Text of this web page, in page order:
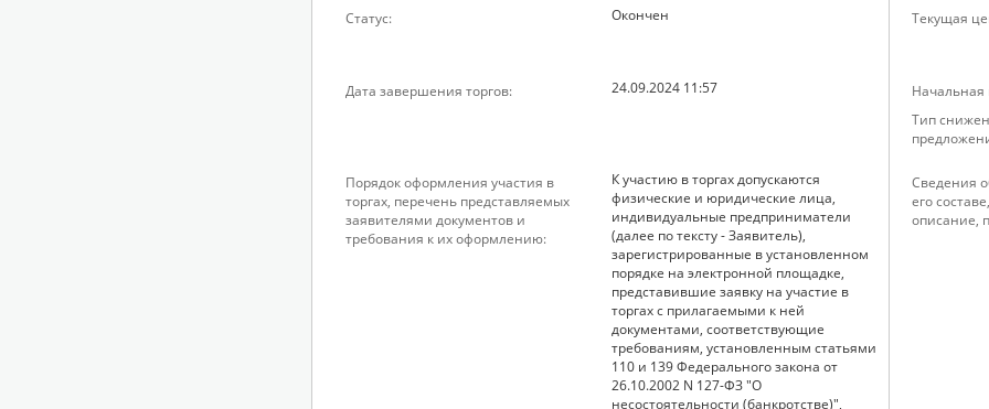
Статус: Окончен Текущая
Дата завершения торгов: 24.09.2024 11:57 Начальная
Тип
Порядок оформления участия в
торгах, перечень представляемых
заявителями документов и
требования к их оформлению:
К участию в торгах допускаются
физические и юридические лица,
индивидуальные предприниматели
(далее по тексту - Заявитель),
зарегистрированные в установленном
порядке на электронной площадке,
представившие заявку на участие в
торгах с прилагаемыми к ней
документами, соответствующие
требованиям, установленным статьями
110 и 139 Федерального закона от
26.10.2002 N 127-ФЗ "О
несостоятельности (банкротстве)",
Сведения
его
описание,